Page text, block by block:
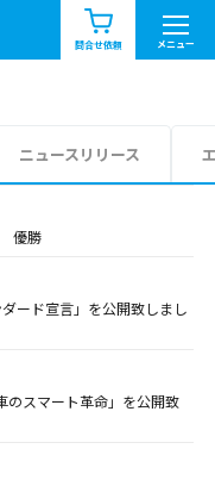
問合せ依頼 メニュー
お知らせ一覧
ニュースリリース
優勝
ード宣言」を公開致しまし
のスマート革命」を公開致